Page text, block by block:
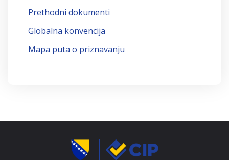
Prethodni dokumenti
Globalna konvencija
Mapa puta o priznavanju